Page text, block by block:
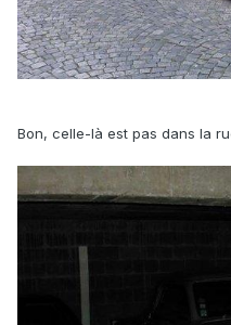
Bon, celle-là est pas dans la